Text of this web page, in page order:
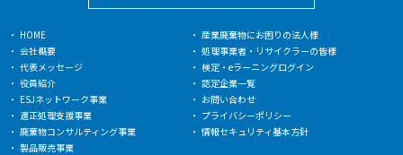
HOME
会社概要
代表メッセージ
役員紹介
ESJネットワーク事業
適正処理支援事業
廃棄物コンサルティング事業
製品販売事業
産業廃棄物にお困りの法人様
処理事業者・リサイクラーの皆様
検定・eラーニングログイン
認定企業一覧
お問い合わせ
プライバシーポリシー
情報セキュリティ基本方針